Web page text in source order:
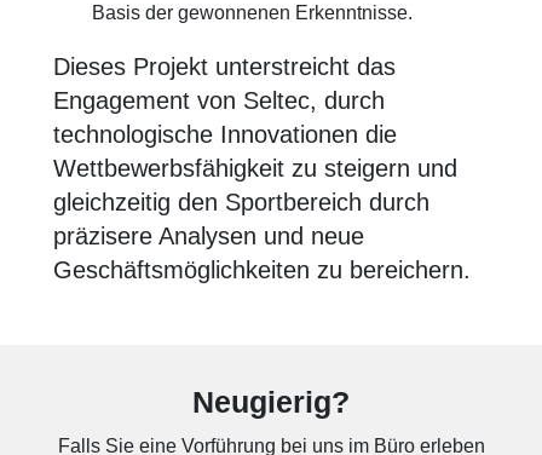
Basis der gewonnenen Erkenntnisse.
Dieses Projekt unterstreicht das
Engagement von Seltec, durch
technologische Innovationen die
Wettbewerbsfähigkeit zu steigern und
gleichzeitig den Sportbereich durch
präzisere Analysen und neue
Geschäftsmöglichkeiten zu bereichern.
Neugierig?
Falls Sie eine Vorführung bei uns im Büro erleben